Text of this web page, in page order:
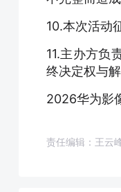
10.本次活动
11.主办方负
终决定权与
2026华为影
责任编辑：王云